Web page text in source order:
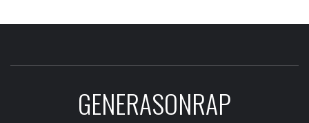
GENERASONRAP